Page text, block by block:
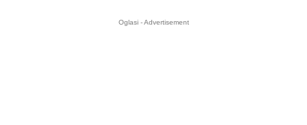
Oglasi - Advertisement